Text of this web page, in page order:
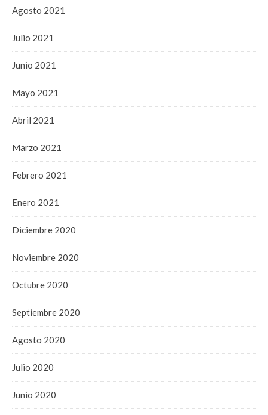
Agosto 2021
Julio 2021
Junio 2021
Mayo 2021
Abril 2021
Marzo 2021
Febrero 2021
Enero 2021
Diciembre 2020
Noviembre 2020
Octubre 2020
Septiembre 2020
Agosto 2020
Julio 2020
Junio 2020